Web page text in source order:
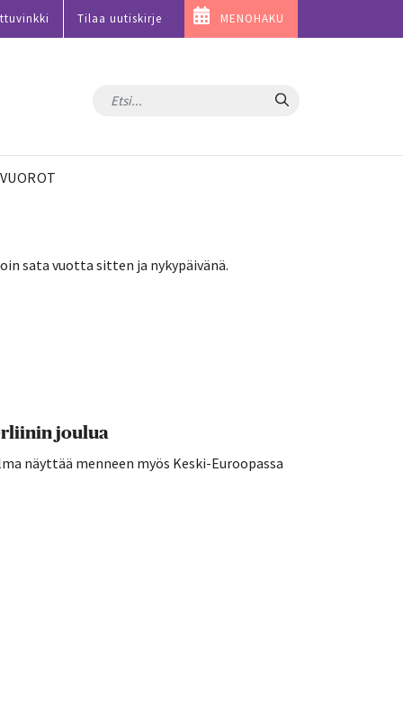
Tilaa uutiskirje MENOHAKU
Hae
sata vuotta sitten ja nykypäivänä.
joulua
näyttää menneen myös Keski-Euroopassa